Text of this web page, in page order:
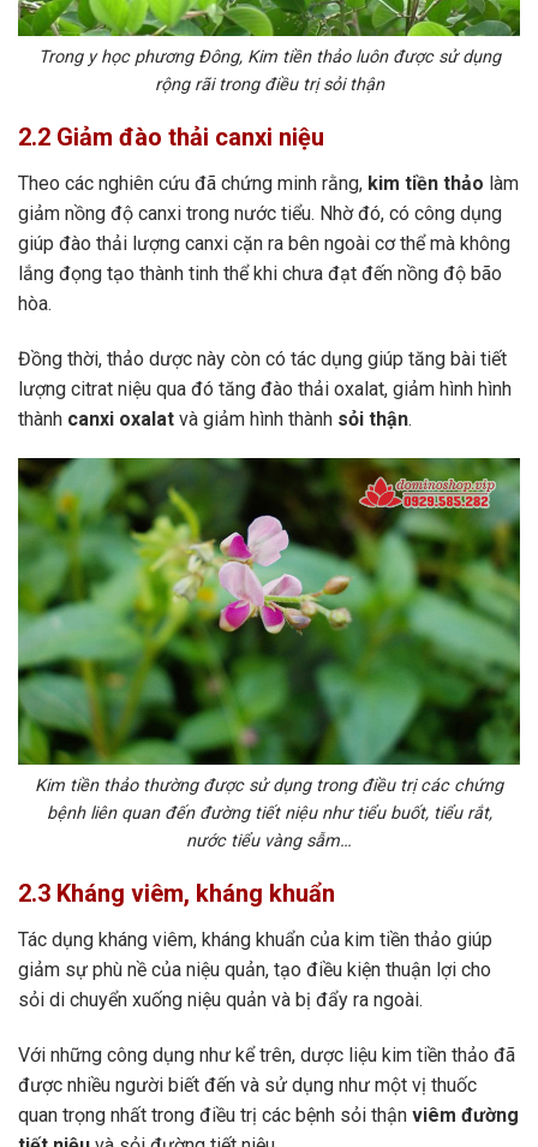
Trong y học phương Đông, Kim tiền thảo luôn được sử dụng
rộng rãi trong điều trị sỏi thận
2.2 Giảm đào thải canxi niệu
Theo các nghiên cứu đã chứng minh rằng, kim tiền thảo làm
giảm nồng độ canxi trong nước tiểu. Nhờ đó, có công dụng
giúp đào thải lượng canxi cặn ra bên ngoài cơ thể mà không
lắng đọng tạo thành tinh thể khi chưa đạt đến nồng độ bão
hòa.
Đồng thời, thảo dược này còn có tác dụng giúp tăng bài tiết
lượng citrat niệu qua đó tăng đào thải oxalat, giảm hình hình
thành canxi oxalat và giảm hình thành sỏi thận.
Kim tiền thảo thường được sử dụng trong điều trị các chứng
bệnh liên quan đến đường tiết niệu như tiểu buốt, tiểu rắt,
nước tiểu vàng sẫm…
2.3 Kháng viêm, kháng khuẩn
Tác dụng kháng viêm, kháng khuẩn của kim tiền thảo giúp
giảm sự phù nề của niệu quản, tạo điều kiện thuận lợi cho
sỏi di chuyển xuống niệu quản và bị đẩy ra ngoài.
Với những công dụng như kể trên, dược liệu kim tiền thảo đã
được nhiều người biết đến và sử dụng như một vị thuốc
quan trọng nhất trong điều trị các bệnh sỏi thận viêm đường